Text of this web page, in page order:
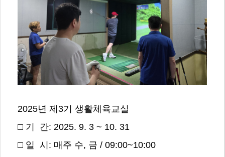
2025년 제3기 생활체육교실
□ 기 간: 2025. 9. 3 ~ 10. 31
□ 일 시: 매주 수, 금 / 09:00~10:00